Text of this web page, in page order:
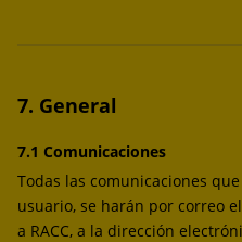
7. General
7.1 Comunicaciones
Todas las comunicaciones
usuario, se harán por correo
a RACC, a la dirección